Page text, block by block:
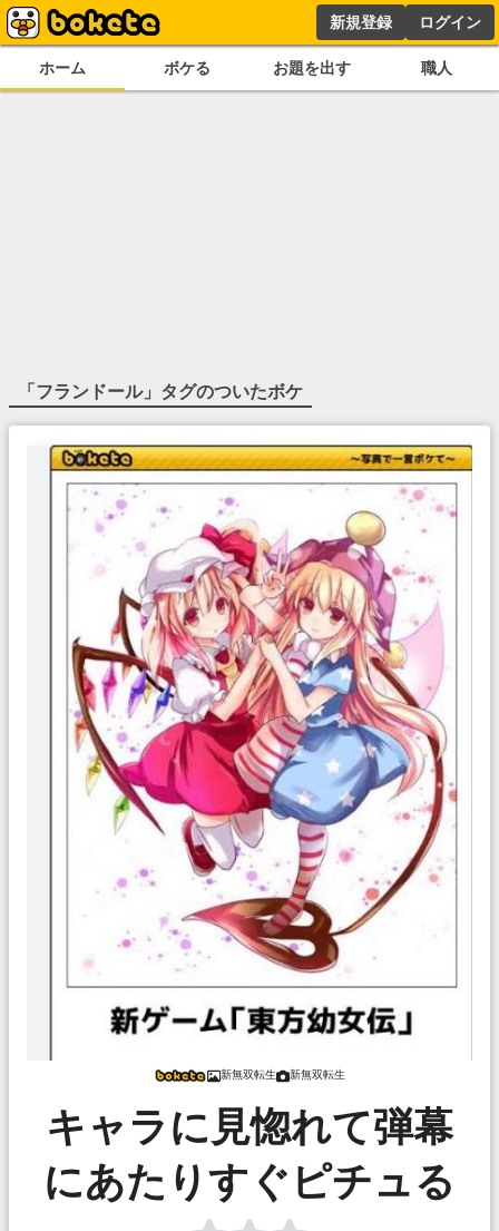
新規登録 ログイン
ホーム ボケる お題を出す 職人
「フランドール」タグのついたボケ
新無双転生 新無双転生
キャラに見惚れて弾幕
にあたりすぐピチュる